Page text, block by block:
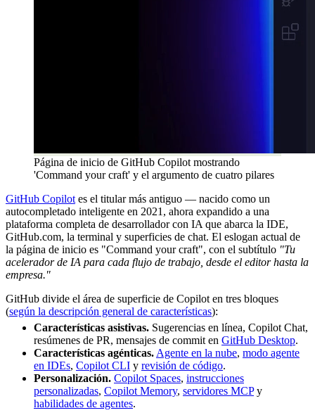
Página de inicio de GitHub Copilot mostrando
'Command your craft' y el argumento de cuatro pilares
GitHub Copilot es el titular más antiguo — nacido como un
autocompletado inteligente en 2021, ahora expandido a una
plataforma completa de desarrollador con IA que abarca la IDE,
GitHub.com, la terminal y superficies de chat. El eslogan actual de
la página de inicio es "Command your craft", con el subtítulo "Tu
acelerador de IA para cada flujo de trabajo, desde el editor hasta la
empresa."
GitHub divide el área de superficie de Copilot en tres bloques
(según la descripción general de características):
Características asistivas. Sugerencias en línea, Copilot Chat,
resúmenes de PR, mensajes de commit en GitHub Desktop.
Características agénticas. Agente en la nube, modo agente
en IDEs, Copilot CLI y revisión de código.
Personalización. Copilot Spaces, instrucciones
personalizadas, Copilot Memory, servidores MCPy
habilidades de agentes.